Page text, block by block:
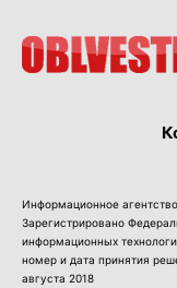
Информационное
Зарегистрировано
информационных
номер и дата принятия
августа 2018